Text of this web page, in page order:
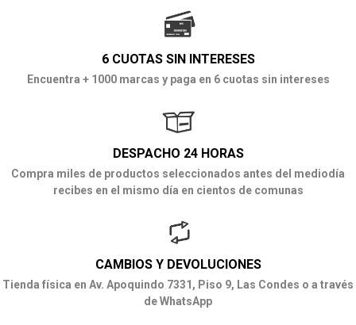
6 CUOTAS SIN INTERESES
Encuentra + 1000 marcas y paga en 6 cuotas sin intereses
DESPACHO 24 HORAS
Compra miles de productos seleccionados antes del mediodía
recibes en el mismo día en cientos de comunas
CAMBIOS Y DEVOLUCIONES
Tienda física en Av. Apoquindo 7331, Piso 9, Las Condes o a través
de WhatsApp